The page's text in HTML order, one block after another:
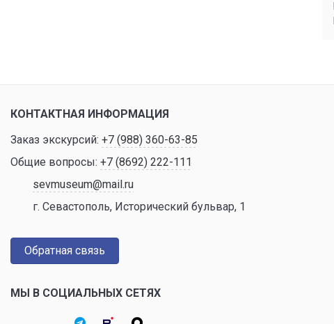
КОНТАКТНАЯ ИНФОРМАЦИЯ
Заказ экскурсий: +7 (988) 360-63-85
Общие вопросы: +7 (8692) 222-111
sevmuseum@mail.ru
г. Севастополь, Исторический бульвар, 1
Обратная связь
МЫ В СОЦИАЛЬНЫХ СЕТЯХ